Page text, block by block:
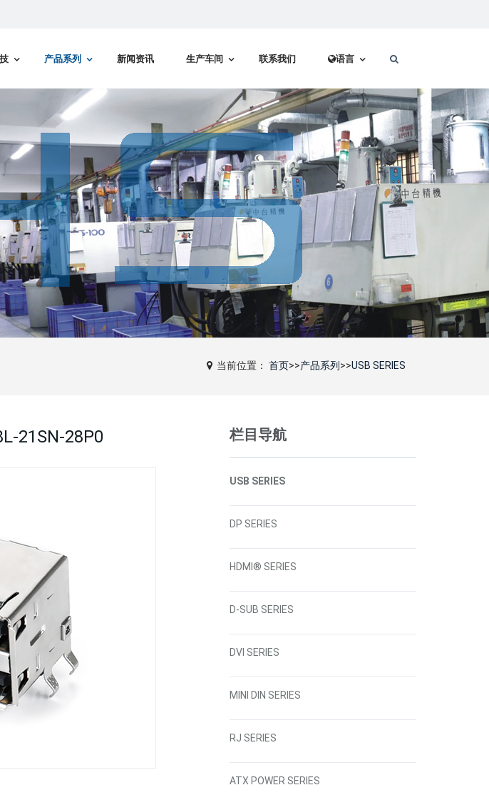
产品系列 新闻资讯 生产车间 联系我们 语言
当前位置： 首页>>产品系列 >>USB SERIES
21SN-28P0 栏目导航
USB SERIES
DP SERIES
HDMI® SERIES
D-SUB SERIES
DVI SERIES
MINI DIN SERIES
RJ SERIES
ATX POWER SERIES